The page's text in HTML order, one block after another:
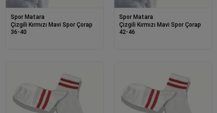
Spor Matara
Çizgili Kırmızı Mavi Spor Çorap
36-40
Spor Matara
Çizgili Kırmızı Mavi Spor Çorap
42-46